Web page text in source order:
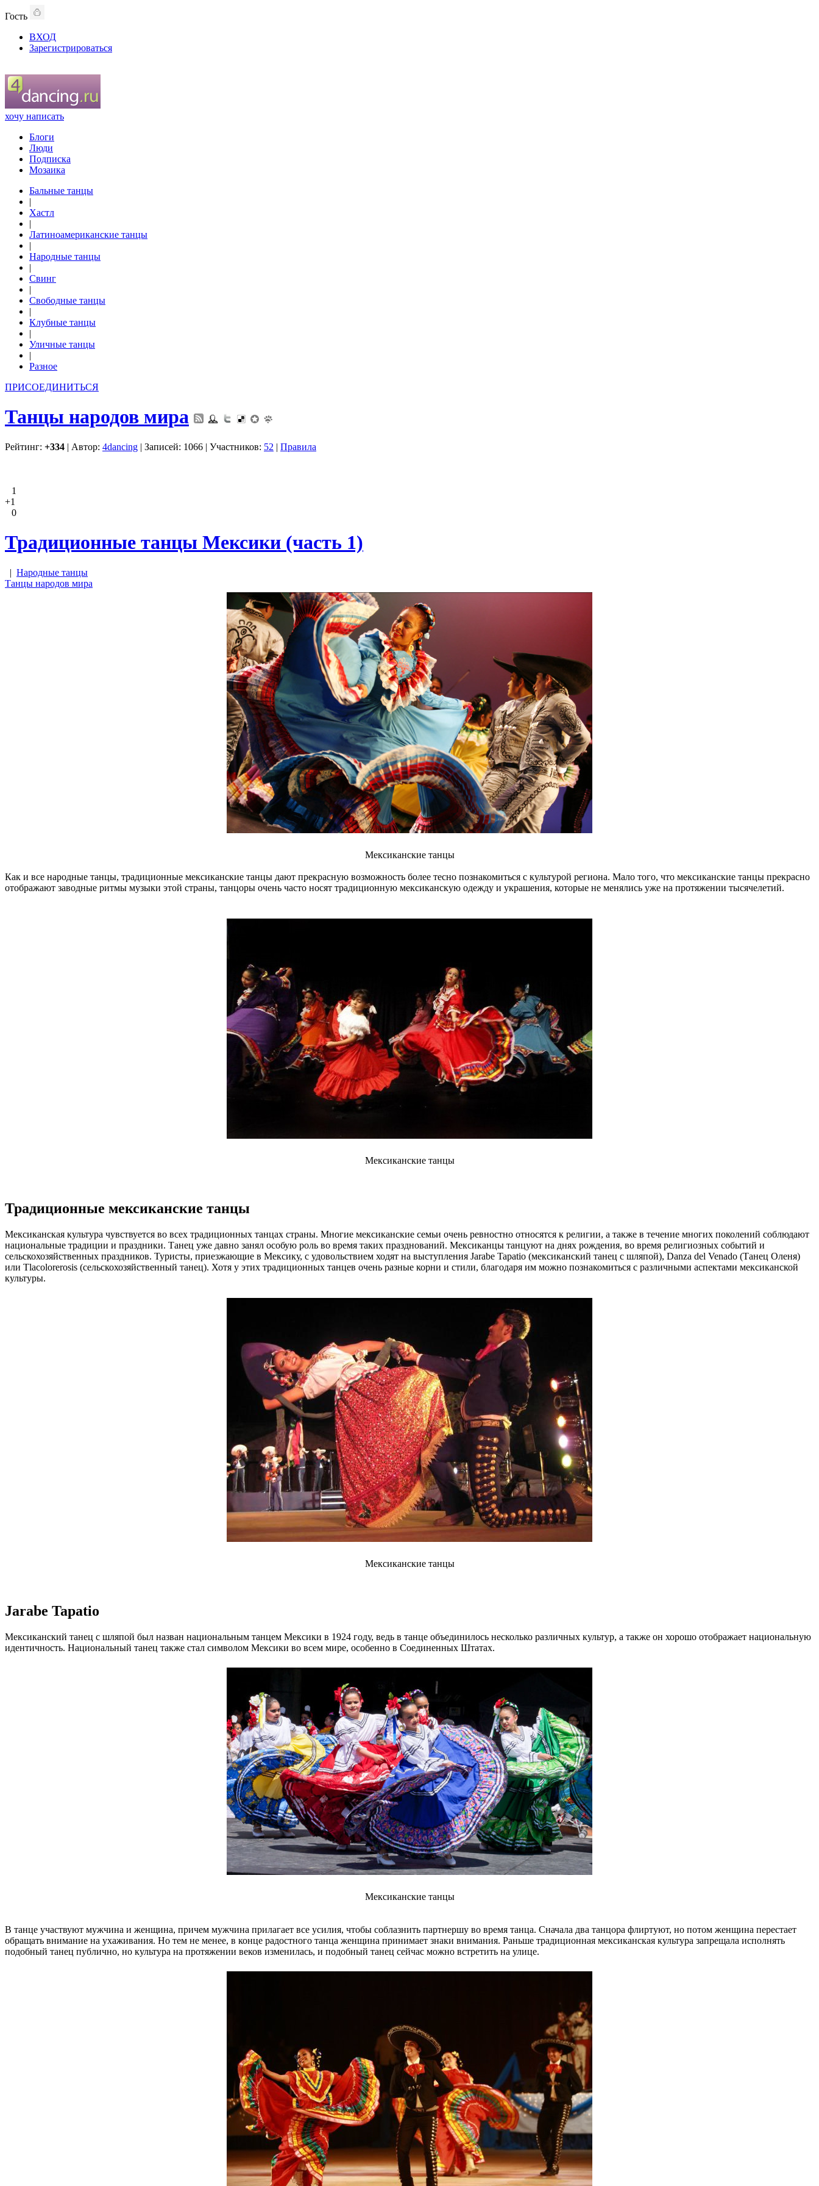
Гость
ВХОД
Зарегистрироваться
хочу написать
Блоги
Люди
Подписка
Мозаика
Бальные танцы
|
Хастл
|
Латиноамериканские танцы
|
Народные танцы
|
Свинг
|
Свободные танцы
|
Клубные танцы
|
Уличные танцы
|
Разное
ПРИСОЕДИНИТЬСЯ
Танцы народов мира
Рейтинг: +334 | Автор: 4dancing | Записей: 1066 | Участников: 52 | Правила
1
+1
0
Традиционные танцы Мексики (часть 1)
| Народные танцы
Танцы народов мира
Мексиканские танцы
Как и все народные танцы, традиционные мексиканские танцы дают прекрасную возможность более тесно познакомиться с культурой региона. Мало того, что мексиканские танцы прекрасно
отображают заводные ритмы музыки этой страны, танцоры очень часто носят традиционную мексиканскую одежду и украшения, которые не менялись уже на протяжении тысячелетий.
Мексиканские танцы
Традиционные мексиканские танцы
Мексиканская культура чувствуется во всех традиционных танцах страны. Многие мексиканские семьи очень ревностно относятся к религии, а также в течение многих поколений соблюдают
национальные традиции и праздники. Танец уже давно занял особую роль во время таких празднований. Мексиканцы танцуют на днях рождения, во время религиозных событий и
сельскохозяйственных праздников. Туристы, приезжающие в Мексику, с удовольствием ходят на выступления Jarabe Tapatio (мексиканский танец с шляпой), Danza del Venado (Танец Оленя)
или Tlacolorerosis (сельскохозяйственный танец). Хотя у этих традиционных танцев очень разные корни и стили, благодаря им можно познакомиться с различными аспектами мексиканской
культуры.
Мексиканские танцы
Jarabe Tapatio
Мексиканский танец с шляпой был назван национальным танцем Мексики в 1924 году, ведь в танце объединилось несколько различных культур, а также он хорошо отображает национальную
идентичность. Национальный танец также стал символом Мексики во всем мире, особенно в Соединенных Штатах.
Мексиканские танцы
В танце участвуют мужчина и женщина, причем мужчина прилагает все усилия, чтобы соблазнить партнершу во время танца. Сначала два танцора флиртуют, но потом женщина перестает
обращать внимание на ухаживания. Но тем не менее, в конце радостного танца женщина принимает знаки внимания. Раньше традиционная мексиканская культура запрещала исполнять
подобный танец публично, но культура на протяжении веков изменилась, и подобный танец сейчас можно встретить на улице.